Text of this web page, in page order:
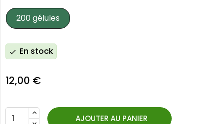
200 gélules
check En stock
12,00 €
AJOUTER AU PANIER